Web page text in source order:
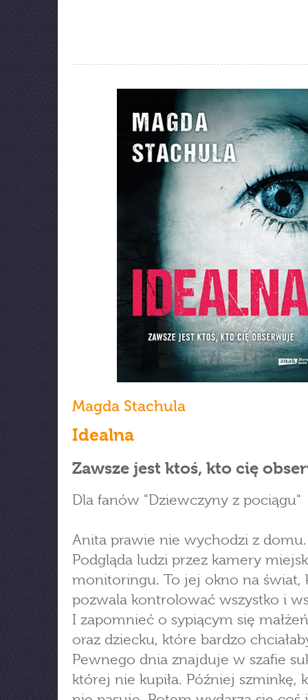
Magda Stachula
Idealna
Zawsze jest ktoś, kto cię
Dla fanów "Dziewczyny z pociągu"
Anita prawie nie wychodzi z domu.
Podgląda ludzi przez kamery
monitoringu. To jej okno na świat,
pozwala kontrolować wszystko i
I zapomnieć o sypiącym się
oraz dziecku, które bardzo
Pewnego dnia znajduje w szafie
której nie kupiła. Później szminkę,